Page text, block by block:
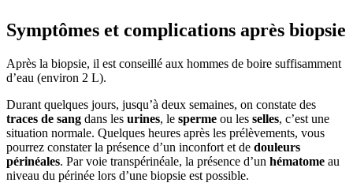
Symptômes et complications après biopsie
Après la biopsie, il est conseillé aux hommes de boire suffisamment
d’eau (environ 2 L).
Durant quelques jours, jusqu’à deux semaines, on constate des
traces de sang dans les urines, le sperme ou les selles, c’est une
situation normale. Quelques heures après les prélèvements, vous
pourrez constater la présence d’un inconfort et de douleurs
périnéales. Par voie transpérinéale, la présence d’un hématome au
niveau du périnée lors d’une biopsie est possible.